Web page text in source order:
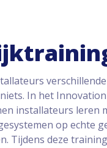
In het
installateurs leren
op echte
Tijdens deze